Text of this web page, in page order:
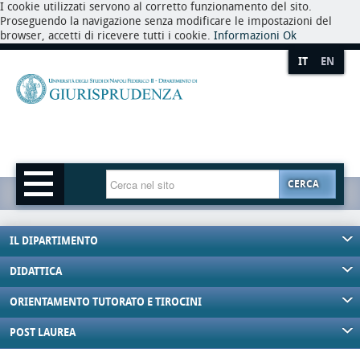
I cookie utilizzati servono al corretto funzionamento del sito.
Proseguendo la navigazione senza modificare le impostazioni del
browser, accetti di ricevere tutti i cookie. Informazioni Ok
IT EN
CERCA
IL DIPARTIMENTO
DIDATTICA
ORIENTAMENTO TUTORATO E TIROCINI
POST LAUREA